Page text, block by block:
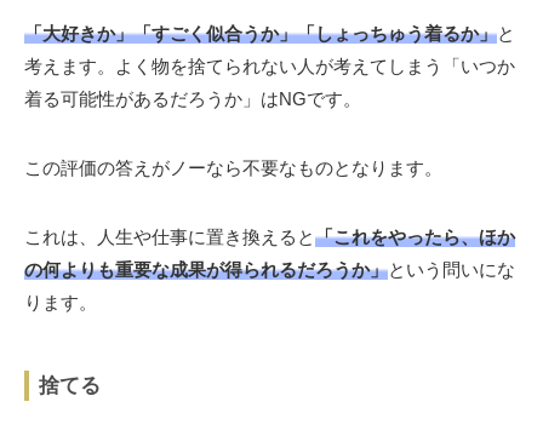
「大好きか」「すごく似合うか」「しょっちゅう着るか」と
考えます。よく物を捨てられない人が考えてしまう「いつか
着る可能性があるだろうか」はNGです。
この評価の答えがノーなら不要なものとなります。
これは、人生や仕事に置き換えると「これをやったら、ほか
の何よりも重要な成果が得られるだろうか」という問いにな
ります。
捨てる